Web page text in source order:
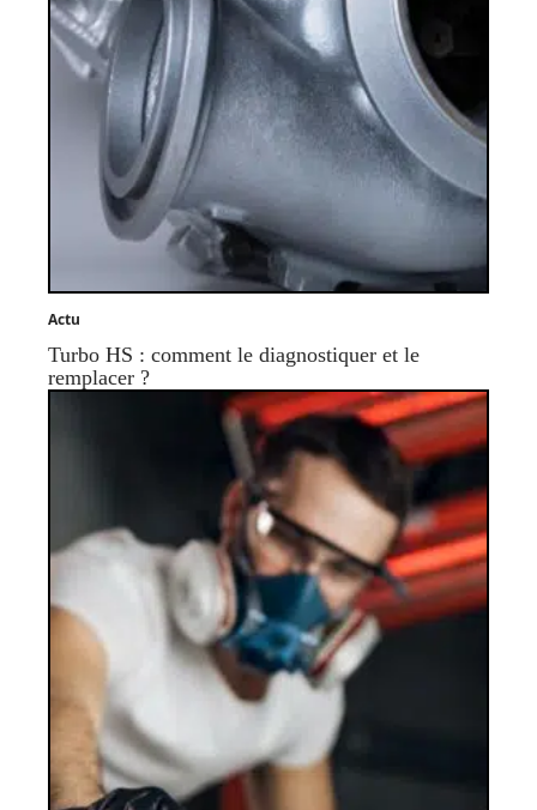
Actu
Turbo HS : comment le diagnostiquer et le
remplacer ?